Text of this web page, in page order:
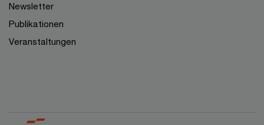
Newsletter
Publikationen
Veranstaltungen